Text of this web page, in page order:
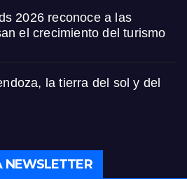
2026 reconoce a las
el crecimiento del turismo
la tierra del sol y del
NEWSLETTER